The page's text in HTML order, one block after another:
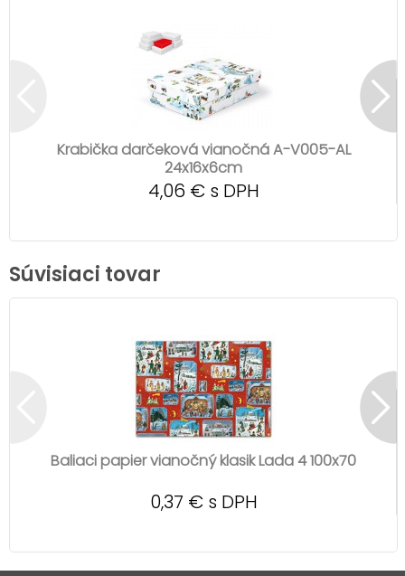
Krabička darčeková vianočná A-V005-AL
24x16x6cm
4,06 € s DPH
Súvisiaci tovar
Baliaci papier vianočný klasik Lada 4 100x70
0,37 € s DPH